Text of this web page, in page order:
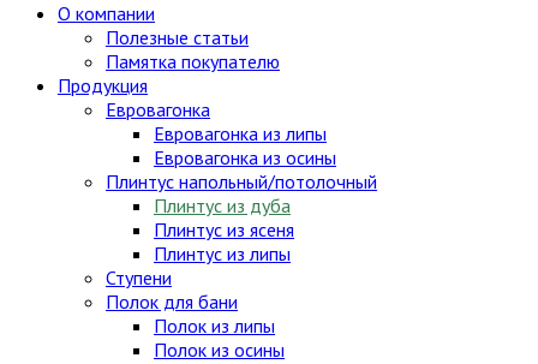
О компании
Полезные статьи
Памятка покупателю
Продукция
Евровагонка
Евровагонка из липы
Евровагонка из осины
Плинтус напольный/потолочный
Плинтус из дуба
Плинтус из ясеня
Плинтус из липы
Ступени
Полок для бани
Полок из липы
Полок из осины